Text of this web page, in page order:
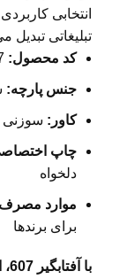
انتخابی
تبلیغاتی تبدیل
کد محصول:
جنس پارچه:
کاور : سوزنی
چاپ
دلخواه
موارد مصرف
برای برندها